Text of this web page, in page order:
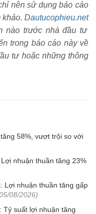
nên sử dụng báo cáo
khảo. Dautucophieu.net
nào trước nhà đầu tư
trong báo cáo này về
tư hoặc những thông
58%, vượt trội so với
nhuận thuần tăng 23%
Lợi nhuận thuần tăng gấp
08/2026)
Tỷ suất lợi nhuận tăng